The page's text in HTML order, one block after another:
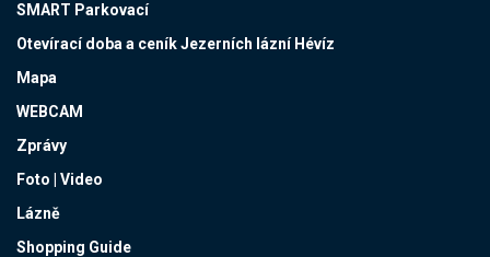
SMART Parkovací
Otevírací doba a ceník Jezerních lázní Hévíz
Mapa
WEBCAM
Zprávy
Foto | Video
Lázně
Shopping Guide